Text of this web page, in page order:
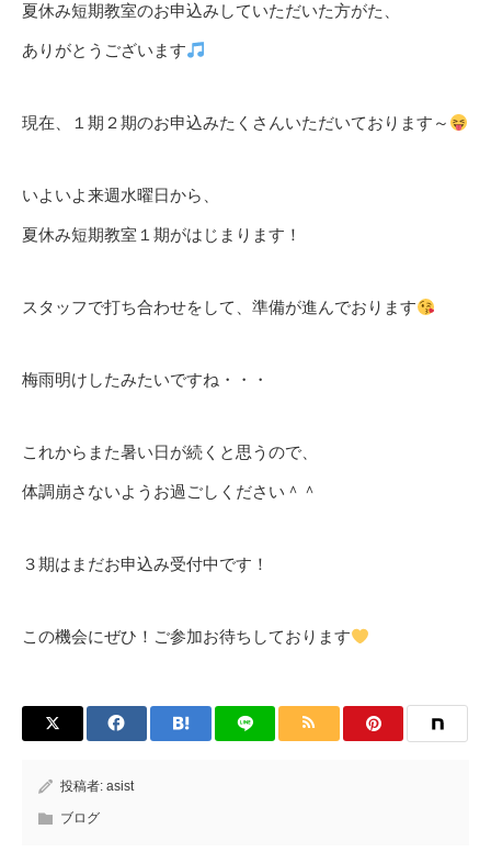
夏休み短期教室のお申込みしていただいた方がた、
ありがとうございます
現在、１期２期のお申込みたくさんいただいております～
いよいよ来週水曜日から、
夏休み短期教室１期がはじまります！
スタッフで打ち合わせをして、準備が進んでおります
梅雨明けしたみたいですね・・・
これからまた暑い日が続くと思うので、
体調崩さないようお過ごしください＾＾
３期はまだお申込み受付中です！
この機会にぜひ！ご参加お待ちしております
投稿者: asist
ブログ